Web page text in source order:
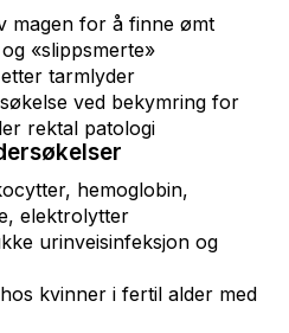
magen for å finne ømt
«slippsmerte»
tarmlyder
ved bekymring for
rektal patologi
hemoglobin,
elektrolytter
urinveisinfeksjon og
kvinner i fertil alder med